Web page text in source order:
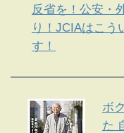
反省を！公安・
り！JCIAはこう
す！
ボ
た